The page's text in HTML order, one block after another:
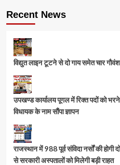
Recent News
विद्युत लाइन टूटने से दो गाय समेत चार गौवंश
उपखण्ड कार्यालय पूगल में रिक्त पदों को
विधायक के नाम सौंपा ज्ञापन
राजस्थान में 988 पूर्व संविदा नर्सों की होगी
से सरकारी अस्पतालों को मिलेगी बड़ी राहत